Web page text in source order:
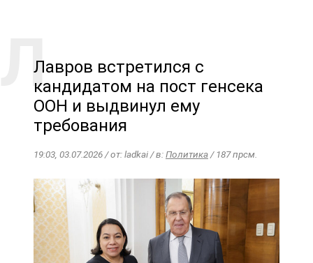
Лавров встретился с
кандидатом на пост генсека
ООН и выдвинул ему
требования
19:03, 03.07.2026 / от: ladkai / в:Политика/ 187 прсм.